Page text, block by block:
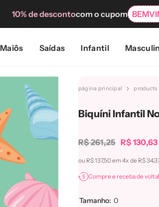
10% de descontocom o cupom
Maiôs Saídas Infantil
página principal products
Biquíni Infantil
R$ 261,25 R$
ou R$ 137,50 em 4x de R$
Compre e receba de volta
Tamanho: 0